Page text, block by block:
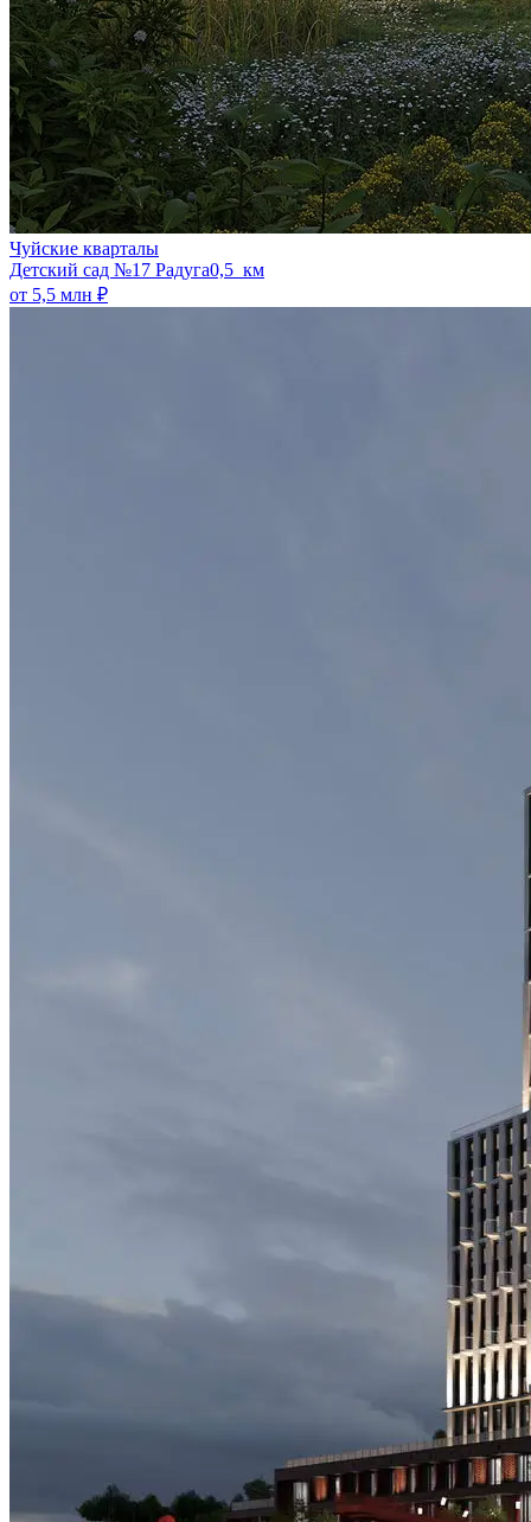
Чуйские кварталы
​Детский сад №17 Радуга0,5 км
от 5,5 млн ₽